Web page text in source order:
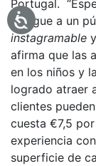
Portugal.
y llegue a un
instagramable
afirma que las
en los niños y
logrado atraer
clientes
cuesta €7,5
experiencia
superficie de